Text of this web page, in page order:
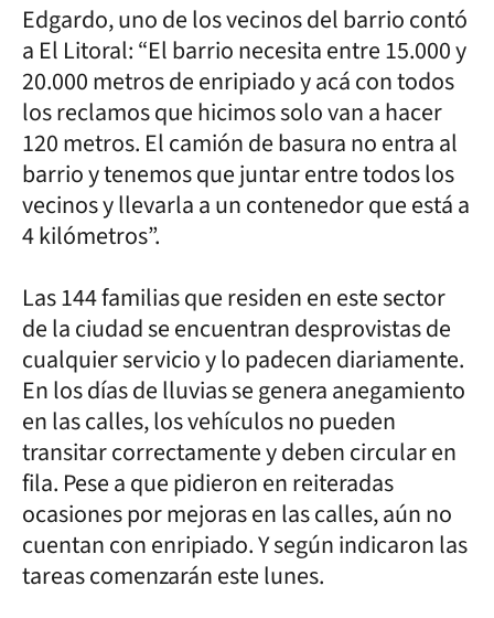
Edgardo, uno de los vecinos del barrio contó
a El Litoral: “El barrio necesita entre 15.000 y
20.000 metros de enripiado y acá con todos
los reclamos que hicimos solo van a hacer
120 metros. El camión de basura no entra al
barrio y tenemos que juntar entre todos los
vecinos y llevarla a un contenedor que está a
4 kilómetros”.
Las 144 familias que residen en este sector
de la ciudad se encuentran desprovistas de
cualquier servicio y lo padecen diariamente.
En los días de lluvias se genera anegamiento
en las calles, los vehículos no pueden
transitar correctamente y deben circular en
fila. Pese a que pidieron en reiteradas
ocasiones por mejoras en las calles, aún no
cuentan con enripiado. Y según indicaron las
tareas comenzarán este lunes.